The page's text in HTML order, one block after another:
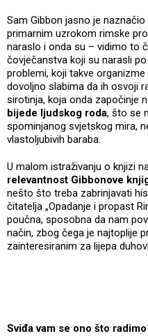
Sam Gibbon jasno je
primarnim uzrokom rimske
naraslo i onda su – vidimo to
čovječanstva koji su narasli
problemi, koji takve
dovoljno slabima da ih osvoji
sirotinja, koja onda započinje
bijede ljudskog roda, što se
spominjanog svjetskog mira,
vlastoljubivih baraba.
U malom istraživanju o knjizi
relevantnost Gibbonove
nešto što treba zabrinjavati
čitatelja „Opadanje i propast
poučna, sposobna da nam
način, zbog čega je najtoplije
zainteresiranim za lijepa
Sviđa vam se ono što